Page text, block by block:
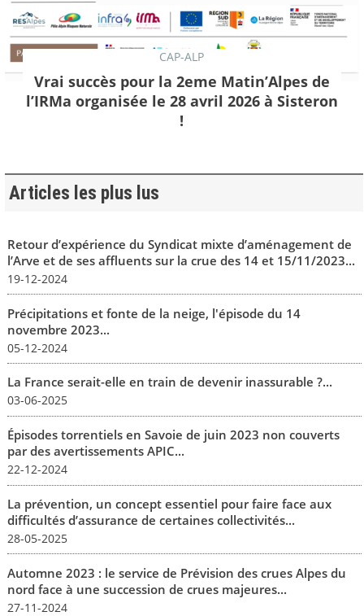
CAP-ALP
Vrai succès pour la 2eme Matin’Alpes de
l’IRMa organisée le 28 avril 2026 à Sisteron
!
Articles les plus lus
Retour d’expérience du Syndicat mixte d’aménagement de
l’Arve et de ses affluents sur la crue des 14 et 15/11/2023...
19-12-2024
Précipitations et fonte de la neige, l'épisode du 14
novembre 2023...
05-12-2024
La France serait-elle en train de devenir inassurable ?...
03-06-2025
Épisodes torrentiels en Savoie de juin 2023 non couverts
par des avertissements APIC...
22-12-2024
La prévention, un concept essentiel pour faire face aux
difficultés d’assurance de certaines collectivités...
28-05-2025
Automne 2023 : le service de Prévision des crues Alpes du
nord face à une succession de crues majeures...
27-11-2024